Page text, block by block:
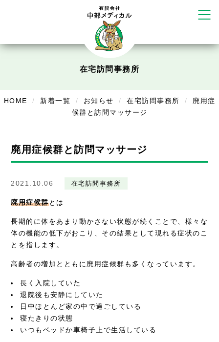
Cure
在宅訪問
美容鍼・コルギ
お知らせ
症例別施術
採用情報
在宅訪問事務所
HOME 新着一覧 お知らせ 在宅訪問事務所
廃用症
候群と訪問マッサージ
廃用症候群と訪問マッサージ
2021.10.06 在宅訪問事務所
廃用症候群とは
長期的に体をあまり動かさない状態が続くことで、様々な
体の機能の低下がおこり、その結果として現れる症状のこ
とを指します。
高齢者の増加とともに廃用症候群も多くなっています。
長く入院していた
退院後も安静にしていた
日中ほとんど家の中で過ごしている
寝たきりの状態
いつもベッドか車椅子上で生活している